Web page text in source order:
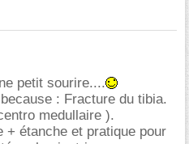
petit sourire....
: Fracture du tibia.
medullaire ).
+ étanche et pratique pour